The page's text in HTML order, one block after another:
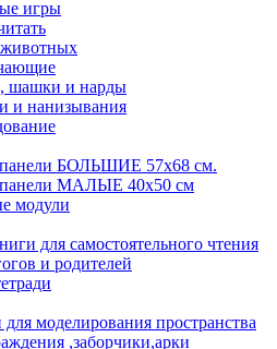
игры
шашки и нарды
и нанизывания
БОЛЬШИЕ 57х68 см.
МАЛЫЕ 40х50 см
модули
для самостоятельного чтения
и родителей
моделирования пространства
,заборчики,арки